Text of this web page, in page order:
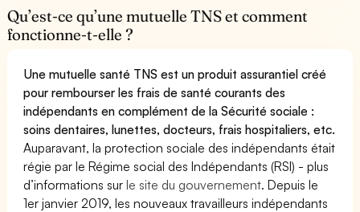
Qu’est-ce qu’une mutuelle TNS et comment
fonctionne-t-elle ?
Une mutuelle santé TNS est un produit assurantiel créé
pour rembourser les frais de santé courants des
indépendants en complément de la Sécurité sociale :
soins dentaires, lunettes, docteurs, frais hospitaliers, etc.
Auparavant, la protection sociale des indépendants était
régie par le Régime social des Indépendants (RSI) - plus
d’informations surle site du gouvernement. Depuis le
1er janvier 2019, les nouveaux travailleurs indépendants